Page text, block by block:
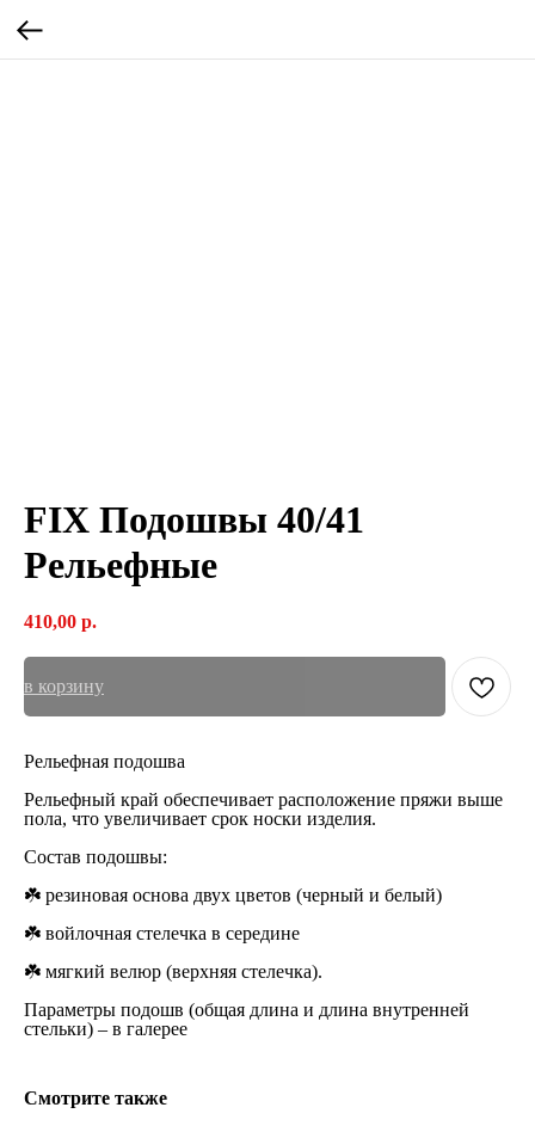
FIX Подошвы 40/41
Рельефные
410,00 р.
в корзину
Рельефная подошва
Рельефный край обеспечивает расположение пряжи выше
пола, что увеличивает срок носки изделия.
Состав подошвы:
☘️ резиновая основа двух цветов (черный и белый)
☘️ войлочная стелечка в середине
☘️ мягкий велюр (верхняя стелечка).
Параметры подошв (общая длина и длина внутренней
стельки) – в галерее
Смотрите также